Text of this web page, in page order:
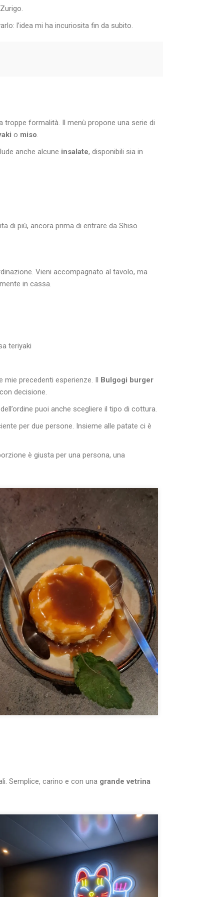
l’idea mi ha incuriosita fin da subito.
troppe formalità. Il menù propone una serie di
o miso.
anche alcune insalate, disponibili sia in
di più, ancora prima di entrare da Shiso
Vieni accompagnato al tavolo, ma
in cassa.
teriyaki
mie precedenti esperienze. Il Bulgogi burger
decisione.
puoi anche scegliere il tipo di cottura.
per due persone. Insieme alle patate ci è
è giusta per una persona, una
Semplice, carino e con una grande vetrina